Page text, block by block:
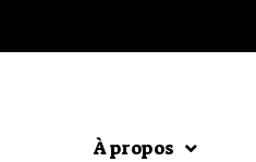
À propos